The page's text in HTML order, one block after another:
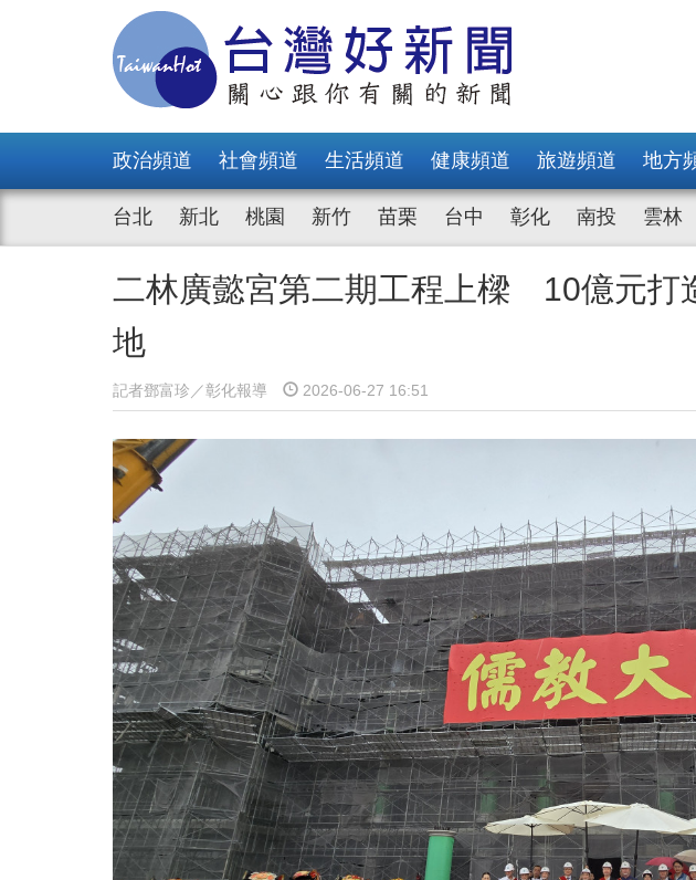
政治頻道 社會頻道 生活頻道 健康頻道 旅遊頻道 地方
台北 新北 桃園 新竹 苗栗 台中 彰化 南投 雲林
二林廣懿宮第二期工程上樑 10億元打
地
記者鄧富珍／彰化報導 2026-06-27 16:51